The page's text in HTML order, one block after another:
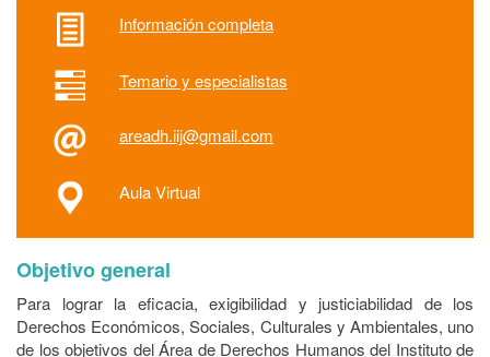
Información completa
Temario y especialistas
areadh.iij@gmail.com
Aula Virtual
Objetivo general
Para lograr la eficacia, exigibilidad y justiciabilidad de los
Derechos Económicos, Sociales, Culturales y Ambientales, uno
de los objetivos del Área de Derechos Humanos del Instituto de